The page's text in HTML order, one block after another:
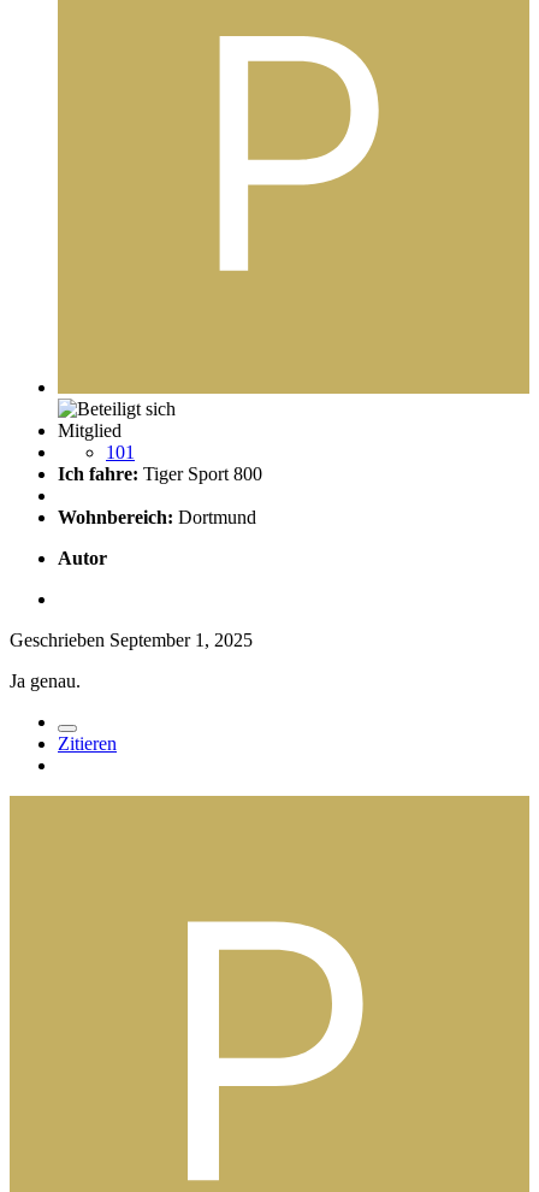
Mitglied
101
Ich fahre: Tiger Sport 800
Wohnbereich: Dortmund
Autor
Geschrieben September 1, 2025
Ja genau.
Zitieren